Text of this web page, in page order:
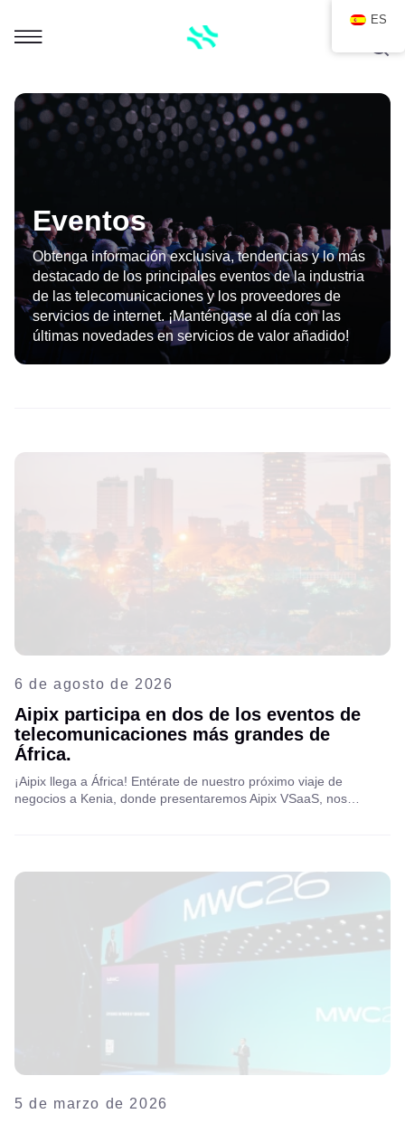
Eventos
Obtenga información exclusiva, tendencias y lo más
destacado de los principales eventos de la industria
de las telecomunicaciones y los proveedores de
servicios de internet. ¡Manténgase al día con las
últimas novedades en servicios de valor añadido!
6 de agosto de 2026
Aipix participa en dos de los eventos de
telecomunicaciones más grandes de
África.
¡Aipix llega a África! Entérate de nuestro próximo viaje de
negocios a Kenia, donde presentaremos Aipix VSaaS, nos
5 de marzo de 2026
ES